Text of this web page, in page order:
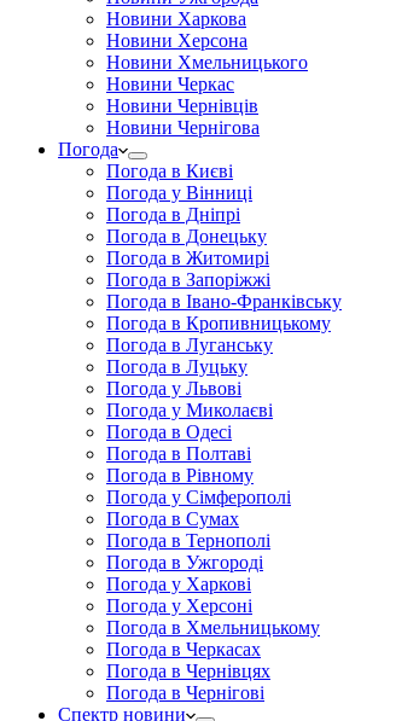
Новини Харкова
Новини Херсона
Новини Хмельницького
Новини Черкас
Новини Чернівців
Новини Чернігова
Погода
Погода в Києві
Погода у Вінниці
Погода в Дніпрі
Погода в Донецьку
Погода в Житомирі
Погода в Запоріжжі
Погода в Івано-Франківську
Погода в Кропивницькому
Погода в Луганську
Погода в Луцьку
Погода у Львові
Погода у Миколаєві
Погода в Одесі
Погода в Полтаві
Погода в Рівному
Погода у Сімферополі
Погода в Сумах
Погода в Тернополі
Погода в Ужгороді
Погода у Харкові
Погода у Херсоні
Погода в Хмельницькому
Погода в Черкасах
Погода в Чернівцях
Погода в Чернігові
Спектр новини